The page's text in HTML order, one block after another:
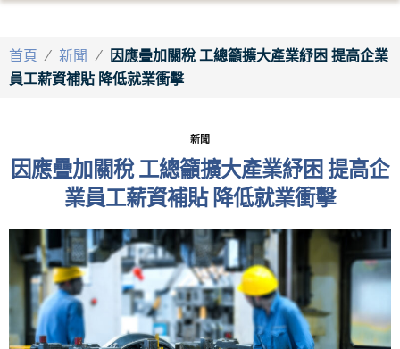
首頁 / 新聞 / 因應疊加關稅 工總籲擴大產業紓困 提高企業
員工薪資補貼 降低就業衝擊
新聞
因應疊加關稅 工總籲擴大產業紓困 提高企
業員工薪資補貼 降低就業衝擊